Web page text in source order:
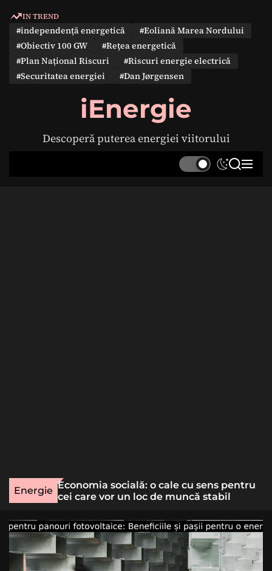
IN TREND
#independență energetică
#Eoliană Marea Nordului
#Obiectiv 100 GW
#Rețea energetică
#Plan Național Riscuri
#Riscuri energie electrică
#Securitatea energiei
#Dan Jørgensen
iEnergie
Descoperă puterea energiei viitorului
S
S M
Energie
rară
Economia socială: o cale cu sens pentru
cei care vor un loc de muncă stabil